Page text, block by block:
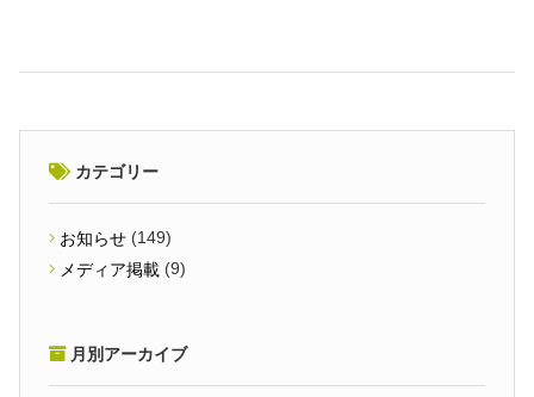
カテゴリー
お知らせ (149)
メディア掲載 (9)
月別アーカイブ